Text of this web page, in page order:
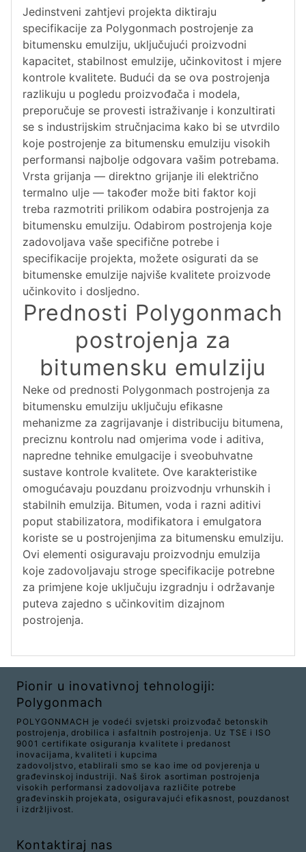
Jedinstveni zahtjevi projekta diktiraju
specifikacije za Polygonmach postrojenje za
bitumensku emulziju, uključujući proizvodni
kapacitet, stabilnost emulzije, učinkovitost i mjere
kontrole kvalitete. Budući da se ova postrojenja
razlikuju u pogledu proizvođača i modela,
preporučuje se provesti istraživanje i konzultirati
se s industrijskim stručnjacima kako bi se utvrdilo
koje postrojenje za bitumensku emulziju visokih
performansi najbolje odgovara vašim potrebama.
Vrsta grijanja — direktno grijanje ili električno
termalno ulje — također može biti faktor koji
treba razmotriti prilikom odabira postrojenja za
bitumensku emulziju. Odabirom postrojenja koje
zadovoljava vaše specifične potrebe i
specifikacije projekta, možete osigurati da se
bitumenske emulzije najviše kvalitete proizvode
učinkovito i dosljedno.
Prednosti Polygonmach
postrojenja za
bitumensku emulziju
Neke od prednosti Polygonmach postrojenja za
bitumensku emulziju uključuju efikasne
mehanizme za zagrijavanje i distribuciju bitumena,
preciznu kontrolu nad omjerima vode i aditiva,
napredne tehnike emulgacije i sveobuhvatne
sustave kontrole kvalitete. Ove karakteristike
omogućavaju pouzdanu proizvodnju vrhunskih i
stabilnih emulzija. Bitumen, voda i razni aditivi
poput stabilizatora, modifikatora i emulgatora
koriste se u postrojenjima za bitumensku emulziju.
Ovi elementi osiguravaju proizvodnju emulzija
koje zadovoljavaju stroge specifikacije potrebne
za primjene koje uključuju izgradnju i održavanje
puteva zajedno s učinkovitim dizajnom
postrojenja.
Pionir u inovativnoj tehnologiji:
Polygonmach
POLYGONMACH je vodeći svjetski proizvođač betonskih
postrojenja, drobilica i asfaltnih postrojenja. Uz TSE i ISO
9001 certifikate osiguranja kvalitete i predanost
inovacijama, kvaliteti i kupcima
zadovoljstvo, etablirali smo se kao ime od povjerenja u
građevinskoj industriji. Naš širok asortiman postrojenja
visokih performansi zadovoljava različite potrebe
građevinskih projekata, osiguravajući efikasnost, pouzdanost
i izdržljivost.
Kontaktiraj nas